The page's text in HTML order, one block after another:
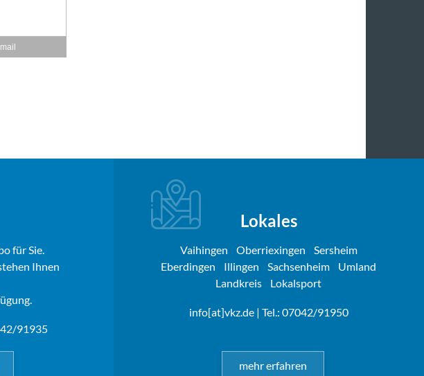
mail
für Sie.
Ihnen
91935
Lokales
Vaihingen Oberriexingen
Sersheim
Eberdingen
Illingen Sachsenheim
Umland
Landkreis
Lokalsport
info[at]vkz.de| Tel.: 07042/91950
mehr erfahren